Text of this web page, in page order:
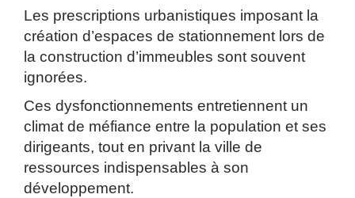
Les prescriptions urbanistiques imposant la
création d’espaces de stationnement lors de
la construction d’immeubles sont souvent
ignorées.
Ces dysfonctionnements entretiennent un
climat de méfiance entre la population et ses
dirigeants, tout en privant la ville de
ressources indispensables à son
développement.